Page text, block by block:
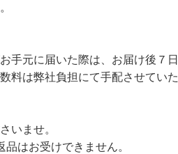
手元に届いた際は、お届け後７日
料は弊社負担にて手配させていた
いませ。
はお受けできません。